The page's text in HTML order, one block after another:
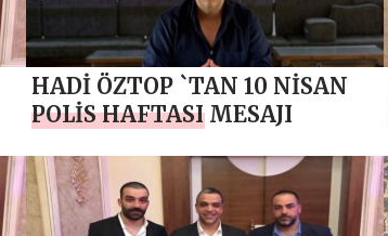
HADİ ÖZTOP `TAN 10 NİSAN
POLİS HAFTASI MESAJI